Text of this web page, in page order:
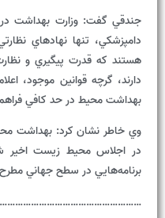
جندقي گفت: وزارت بهداشت
دامپزشکي، تنها نهادهاي
هستند که قدرت پيگيري و
دارند، گرچه قوانين موجود،
بهداشت محيط در حد کافي
وي خاطر نشان کرد: بهداشت
در اجلاس محيط زيست اخير
برنامه‌هايي در سطح جهاني